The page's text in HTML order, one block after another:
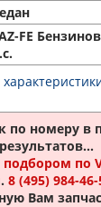
FE
по номеру в
результатов...
подбором по
8 (495) 984-
Вам